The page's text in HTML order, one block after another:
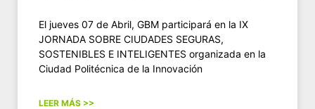
El jueves 07 de Abril, GBM participará en la IX
JORNADA SOBRE CIUDADES SEGURAS,
SOSTENIBLES E INTELIGENTES organizada en la
Ciudad Politécnica de la Innovación
LEER MÁS >>